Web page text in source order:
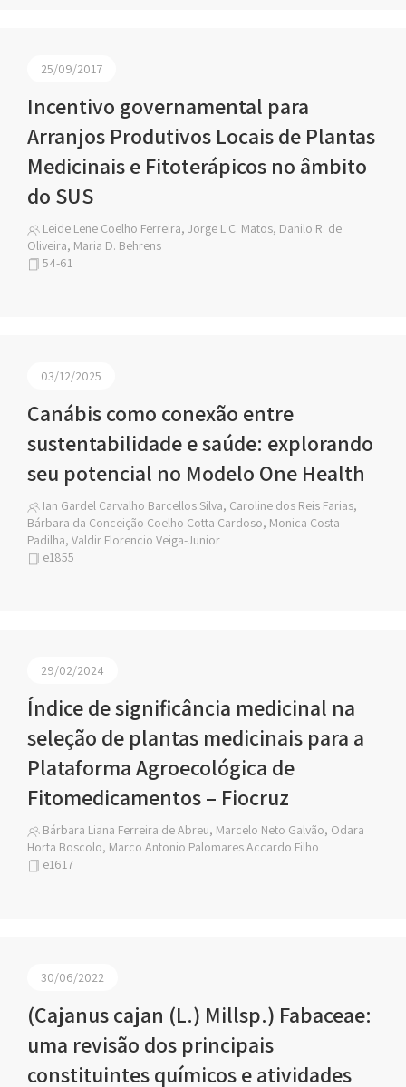
25/09/2017
Incentivo governamental para
Arranjos Produtivos Locais de Plantas
Medicinais e Fitoterápicos no âmbito
do SUS
Leide Lene Coelho Ferreira, Jorge L.C. Matos, Danilo R. de
Oliveira, Maria D. Behrens
54-61
03/12/2025
Canábis como conexão entre
sustentabilidade e saúde: explorando
seu potencial no Modelo One Health
Ian Gardel Carvalho Barcellos Silva, Caroline dos Reis Farias,
Bárbara da Conceição Coelho Cotta Cardoso, Monica Costa
Padilha, Valdir Florencio Veiga-Junior
e1855
29/02/2024
Índice de significância medicinal na
seleção de plantas medicinais para a
Plataforma Agroecológica de
Fitomedicamentos – Fiocruz
Bárbara Liana Ferreira de Abreu, Marcelo Neto Galvão, Odara
Horta Boscolo, Marco Antonio Palomares Accardo Filho
e1617
30/06/2022
(Cajanus cajan (L.) Millsp.) Fabaceae:
uma revisão dos principais
constituintes químicos e atividades